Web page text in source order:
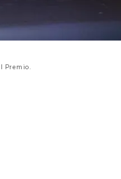
Premio.